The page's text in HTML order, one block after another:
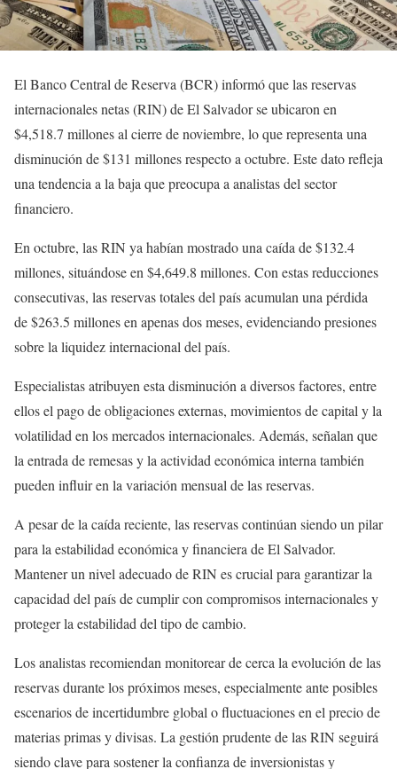
El Banco Central de Reserva (BCR) informó que las reservas
internacionales netas (RIN) de El Salvador se ubicaron en
$4,518.7 millones al cierre de noviembre, lo que representa una
disminución de $131 millones respecto a octubre. Este dato refleja
una tendencia a la baja que preocupa a analistas del sector
financiero.
En octubre, las RIN ya habían mostrado una caída de $132.4
millones, situándose en $4,649.8 millones. Con estas reducciones
consecutivas, las reservas totales del país acumulan una pérdida
de $263.5 millones en apenas dos meses, evidenciando presiones
sobre la liquidez internacional del país.
Especialistas atribuyen esta disminución a diversos factores, entre
ellos el pago de obligaciones externas, movimientos de capital y la
volatilidad en los mercados internacionales. Además, señalan que
la entrada de remesas y la actividad económica interna también
pueden influir en la variación mensual de las reservas.
A pesar de la caída reciente, las reservas continúan siendo un pilar
para la estabilidad económica y financiera de El Salvador.
Mantener un nivel adecuado de RIN es crucial para garantizar la
capacidad del país de cumplir con compromisos internacionales y
proteger la estabilidad del tipo de cambio.
Los analistas recomiendan monitorear de cerca la evolución de las
reservas durante los próximos meses, especialmente ante posibles
escenarios de incertidumbre global o fluctuaciones en el precio de
materias primas y divisas. La gestión prudente de las RIN seguirá
siendo clave para sostener la confianza de inversionistas y